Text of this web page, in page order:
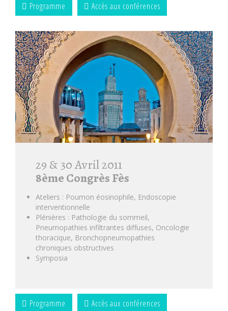
Programme Accès aux conférences
29 & 30 Avril 2011
8ème Congrès Fès
Ateliers : Poumon éosinophile, Endoscopie
interventionnelle
Plénières : Pathologie du sommeil,
Pneumopathies infiltrantes diffuses, Oncologie
thoracique, Bronchopneumopathies
chroniques obstructives
Symposia
Programme Accès aux conférences